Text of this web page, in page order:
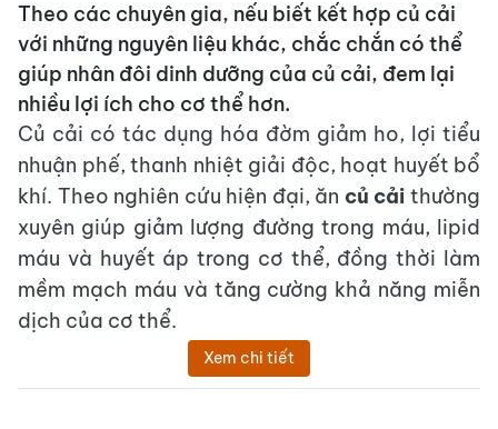
Theo các chuyên gia, nếu biết kết hợp củ cải
với những nguyên liệu khác, chắc chắn có thể
giúp nhân đôi dinh dưỡng của củ cải, đem lại
nhiều lợi ích cho cơ thể hơn.
Củ cải có tác dụng hóa đờm giảm ho, lợi tiểu
nhuận phế, thanh nhiệt giải độc, hoạt huyết bổ
khí. Theo nghiên cứu hiện đại, ăn củ cải thường
xuyên giúp giảm lượng đường trong máu, lipid
máu và huyết áp trong cơ thể, đồng thời làm
mềm mạch máu và tăng cường khả năng miễn
dịch của cơ thể.
Xem chi tiết